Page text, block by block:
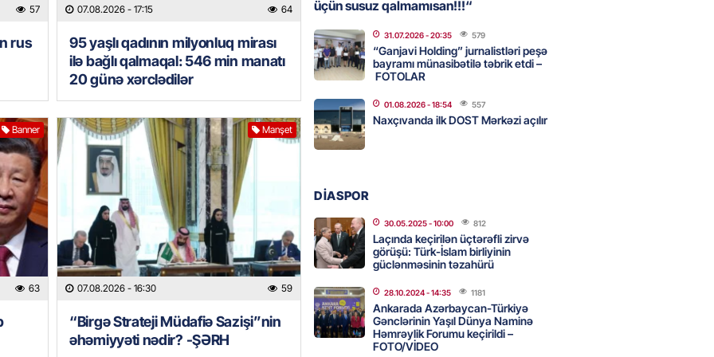
57
rus
07.08.2026 - 17:15 64
95 yaşlı qadının milyonluq mirası
ilə bağlı qalmaqal: 546 min manatı
20 günə xərclədilər
Banner
63
Manşet
07.08.2026 - 16:30 59
“Birgə Strateji Müdafiə Sazişi”nin
əhəmiyyəti nədir? -ŞƏRH
Türkiyə, Səudiyyə Ərəbistanı və
Pakistan arasında Məkkə müdafiə
sazişi imzalanıb
07.08.2026- 15:15
ÖZƏL
ehtiyacı var
07.08.2026 - 15:00
ÖZƏL
ETDİ:Bu ölkəni seçdilər
07.08.2026- 14:45 83
üçün susuz qalmamısan!!!“
31.07.2026- 20:35 579
“Ganjavi Holding” jurnalistləri peşə
bayramı münasibətilə təbrik etdi –
FOTOLAR
01.08.2026- 18:54 557
Naxçıvanda ilk DOST Mərkəzi açılır
DİASPOR
30.05.2025- 10:00 812
Laçında keçirilən üçtərəfli zirvə
görüşü: Türk-İslam birliyinin
güclənməsinin təzahürü
28.10.2024- 14:35 1181
Ankarada Azərbaycan-Türkiyə
Gənclərinin Yaşıl Dünya Naminə
Həmrəylik Forumu keçirildi –
FOTO/VİDEO